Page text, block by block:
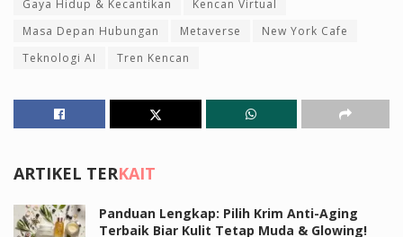
Gaya Hidup & Kecantikan
Kencan Virtual
Masa Depan Hubungan
Metaverse
New York Cafe
Teknologi AI
Tren Kencan
ARTIKEL TERKAIT
Panduan Lengkap: Pilih Krim Anti-Aging
Terbaik Biar Kulit Tetap Muda & Glowing!